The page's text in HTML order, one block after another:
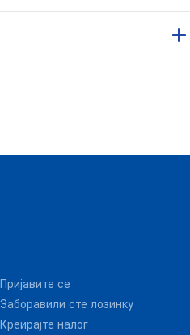
Пријавите се
Заборавили сте лозинку
Креирајте налог